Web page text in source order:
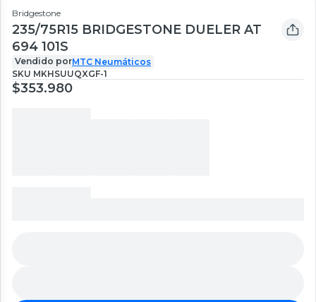
Bridgestone
235/75R15 BRIDGESTONE DUELER AT
694 101S
Vendido porMTC Neumáticos
SKU MKHSUUQXGF-1
$353.980